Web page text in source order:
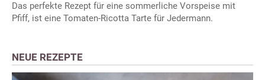
Das perfekte Rezept für eine sommerliche Vorspeise mit
Pfiff, ist eine Tomaten-Ricotta Tarte für Jedermann.
NEUE REZEPTE